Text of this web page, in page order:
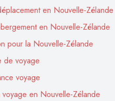
en Nouvelle-Zélande
en Nouvelle-Zélande
pour la Nouvelle-Zélande
de voyage
voyage
en Nouvelle-Zélande